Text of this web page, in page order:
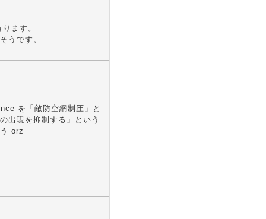
ます。
うです。
を「敵防空網制圧」と
出現を抑制する」という
orz